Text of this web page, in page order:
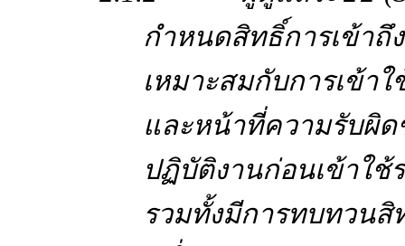
กำหนดสิทธิ์การเข้าถึ
เหมาะสมกับการเข้า
และหน้าที่ความรับผิด
ปฏิบัติงานก่อนเข้าใช้
รวมทั้งมีการทบทวนสิ